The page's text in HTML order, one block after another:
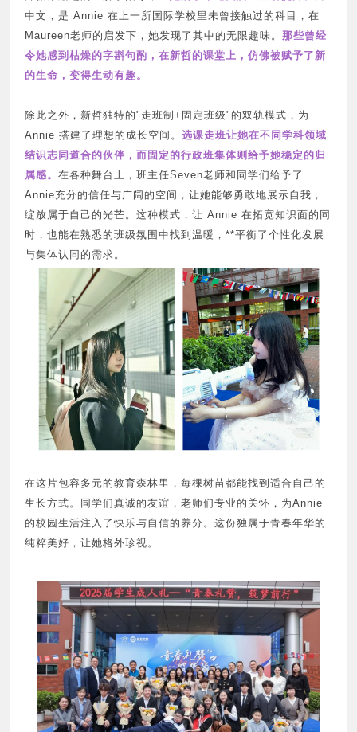
中文，是 Annie 在上一所国际学校里未曾接触过的科目，在
Maureen老师的启发下，她发现了其中的无限趣味。 那些曾经
令她感到枯燥的字斟句酌，在新哲的课堂上，仿佛被赋予了新
的生命，变得生动有趣。
除此之外，新哲独特的" 走班制 +固定班级"的双轨模式，为
Annie 搭建了理想的成长空间。 选课走班让她在不同学科领域
结识志同道合的伙伴，而固定的行政班集体则给予她稳定的归
属感。 在各种舞台上，班主任Seven老师和同学们给予了
Annie充分的信任与广阔的空间，让她能够勇敢地展示自我，
绽放属于自己的光芒。这种模式，让 Annie 在拓宽知识面的同
时，也能在熟悉的班级氛围中找到温暖，**平衡了个性化发展
与集体认同的需求。
在这片包容多元的教育森林里，每棵树苗都能找到适合自己的
生长方式。同学们真诚的友谊，老师们专业的关怀，为Annie
的校园生活注入了快乐与自信的养分。这份独属于青春年华的
纯粹美好，让她格外珍视。